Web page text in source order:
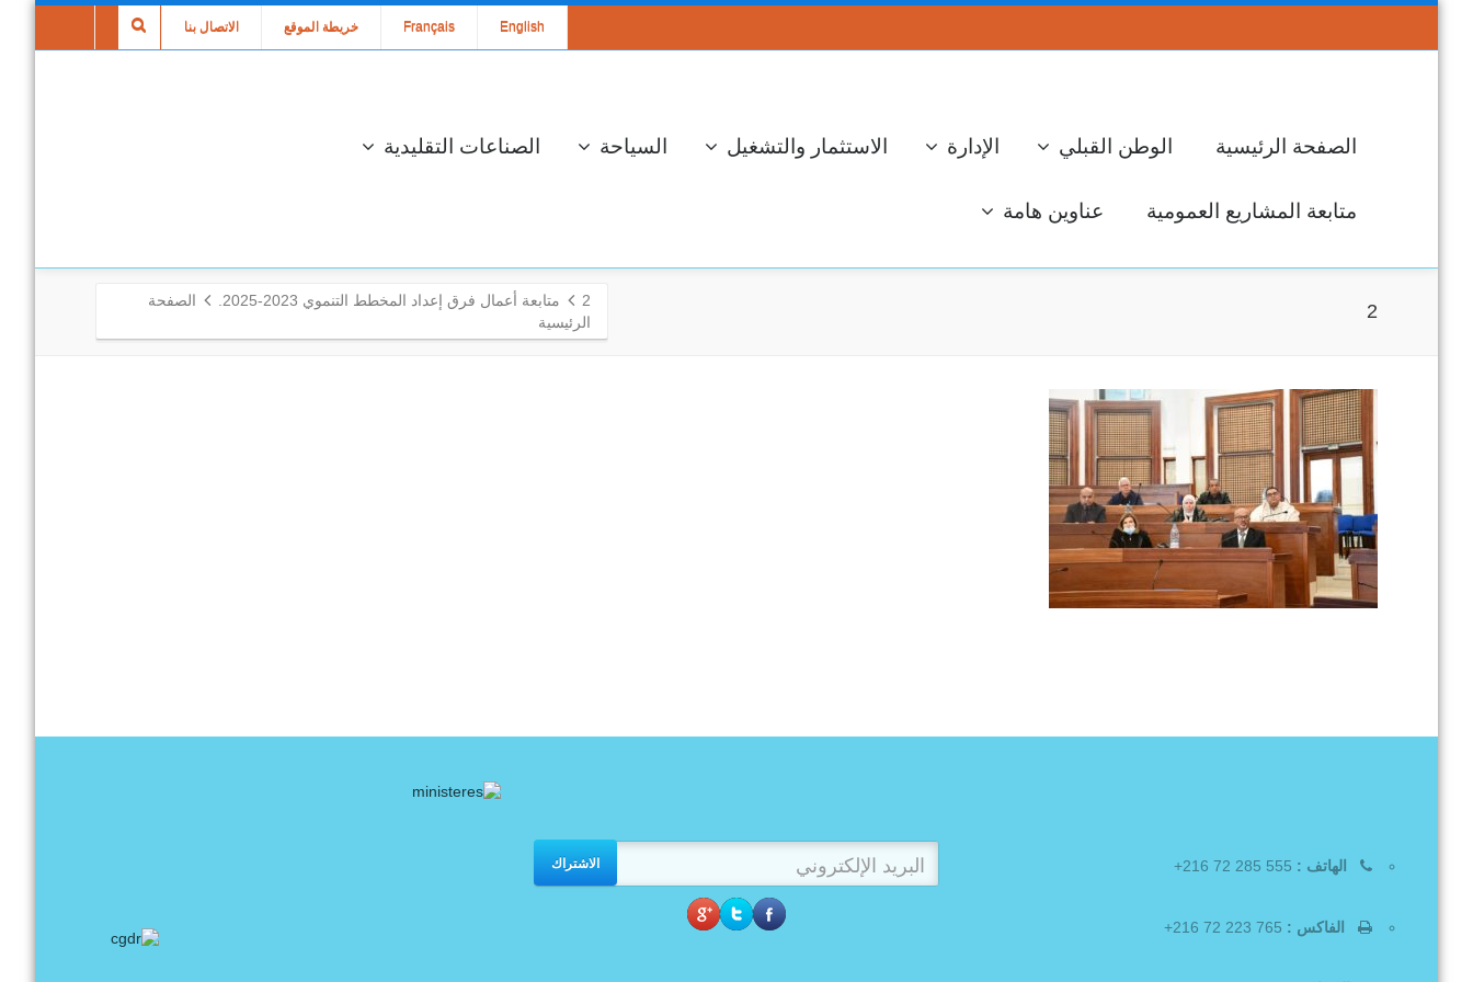
الاتصال بنا خريطة الموقع Français English
الصفحة الرئيسية الوطن القبلي الإدارة الاستثمار والتشغيل السياحة الصناعات التقليدية
متابعة المشاريع العمومية عناوين هامة
2
2 متابعة أعمال فرق إعداد المخطط التنموي 2023-2025.
الصفحة
الرئيسية
الاشتراك الهاتف :
الفاكس :